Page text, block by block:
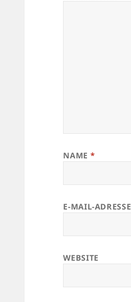
NAME *
E-MAIL-ADRESSE
WEBSITE